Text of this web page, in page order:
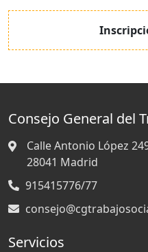
Consejo General del
Calle Antonio López
28041 Madrid
915415776/77
Servicios